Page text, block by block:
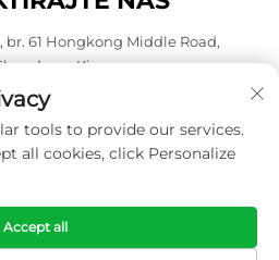
br. 61 Hongkong Middle Road,
Kina
ritune Corp., Ltd. Sva prava
-Politika privatnosti
tools to provide our services.
all cookies, click Personalize
Accept all